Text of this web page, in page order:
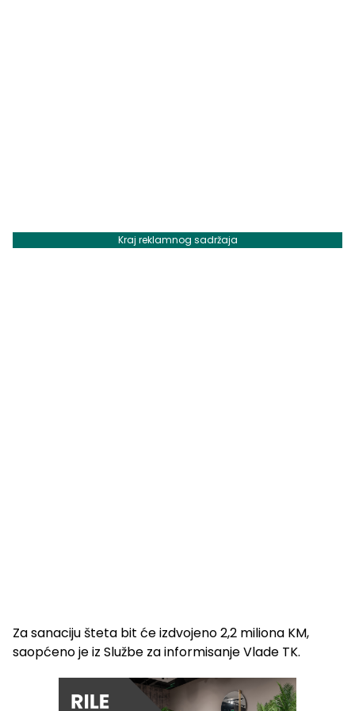
Kraj reklamnog sadržaja
Za sanaciju šteta bit će izdvojeno 2,2 miliona KM,
saopćeno je iz Službe za informisanje Vlade TK.